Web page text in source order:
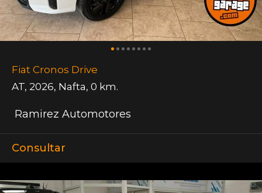
Fiat Cronos Drive
AT, 2026, Nafta, 0 km.
Ramirez Automotores
Consultar